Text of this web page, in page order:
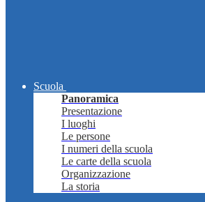
Scuola
Panoramica
Presentazione
I luoghi
Le persone
I numeri della scuola
Le carte della scuola
Organizzazione
La storia